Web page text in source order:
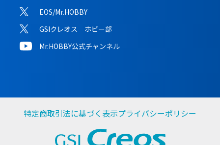
EOS/Mr.HOBBY
GSIクレオス ホビー部
Mr.HOBBY公式チャンネル
特定商取引法に基づく表示プライバシーポリシー